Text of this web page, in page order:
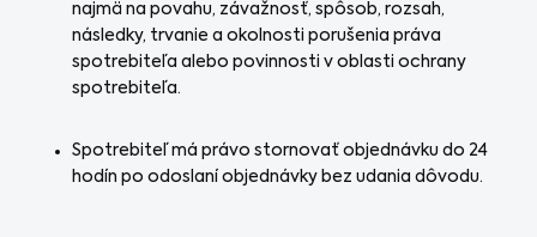
najmä na povahu, závažnosť, spôsob, rozsah,
následky, trvanie a okolnosti porušenia práva
spotrebiteľa alebo povinnosti v oblasti ochrany
spotrebiteľa.
Spotrebiteľ má právo stornovať objednávku do 24
hodín po odoslaní objednávky bez udania dôvodu.